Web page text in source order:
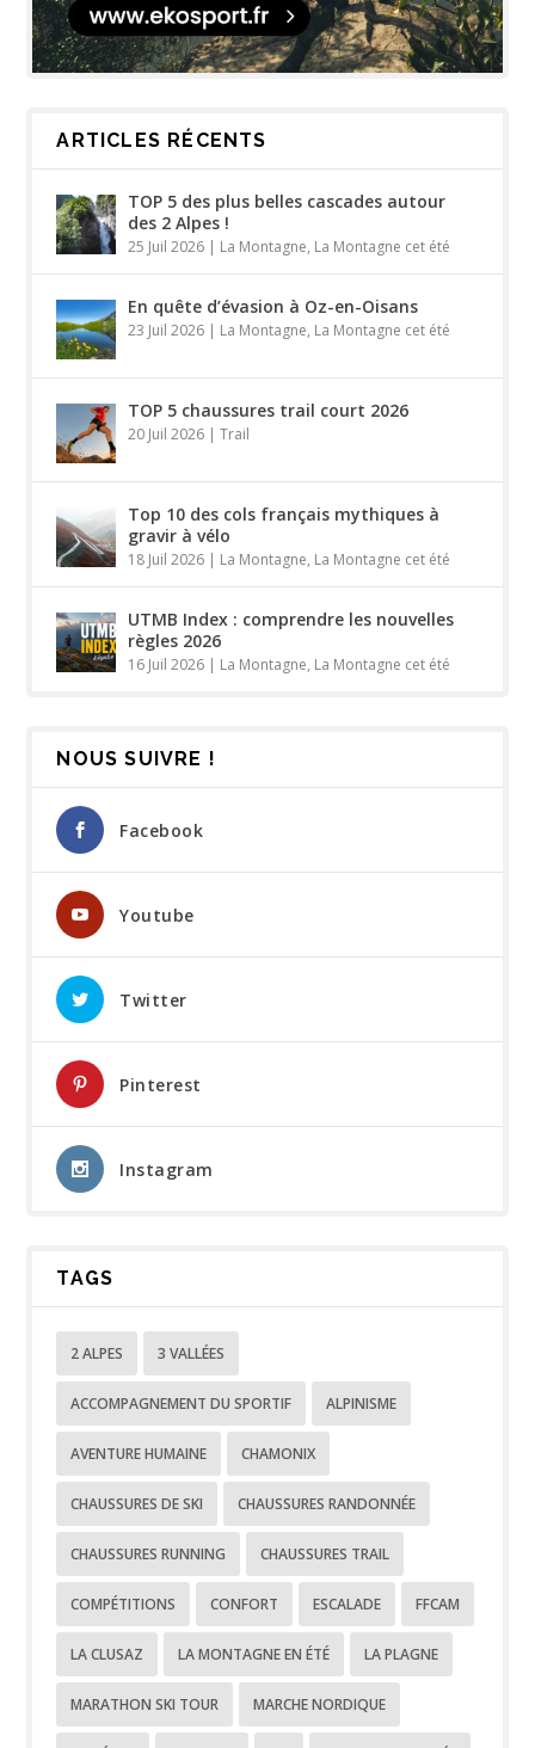
ARTICLES RÉCENTS
TOP 5 des plus belles cascades autour
des 2 Alpes !
25 Juil 2026 | La Montagne, La Montagne cet été
En quête d’évasion à Oz-en-Oisans
23 Juil 2026 | La Montagne, La Montagne cet été
TOP 5 chaussures trail court 2026
20 Juil 2026 |Trail
Top 10 des cols français mythiques à
gravir à vélo
18 Juil 2026 | La Montagne, La Montagne cet été
UTMB Index : comprendre les nouvelles
règles 2026
16 Juil 2026 | La Montagne, La Montagne cet été
NOUS SUIVRE !
Facebook
Youtube
Twitter
Pinterest
Instagram
TAGS
2 ALPES 3 VALLÉES
ACCOMPAGNEMENT DU SPORTIF ALPINISME
AVENTURE HUMAINE CHAMONIX
CHAUSSURES DE SKI CHAUSSURES RANDONNÉE
CHAUSSURES RUNNING CHAUSSURES TRAIL
COMPÉTITIONS CONFORT ESCALADE FFCAM
LA CLUSAZ LA MONTAGNE EN ÉTÉ LA PLAGNE
MARATHON SKI TOUR MARCHE NORDIQUE